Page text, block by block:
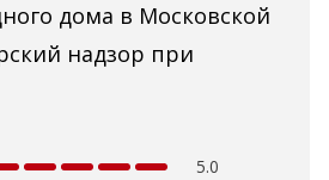
дома в Московской
надзор при
5.0